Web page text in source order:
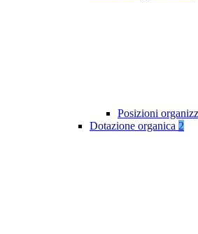
Posizioni
Dotazione organica 2